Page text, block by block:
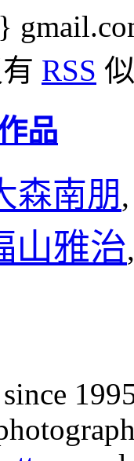
RSS
品
森南朋
山雅治